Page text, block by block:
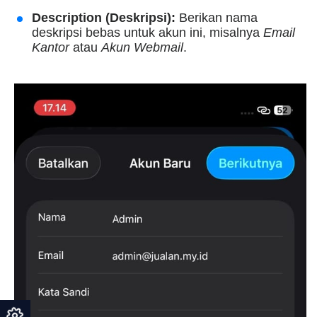
Description (Deskripsi): Berikan nama
deskripsi bebas untuk akun ini, misalnya Email
KantoratauAkun Webmail.